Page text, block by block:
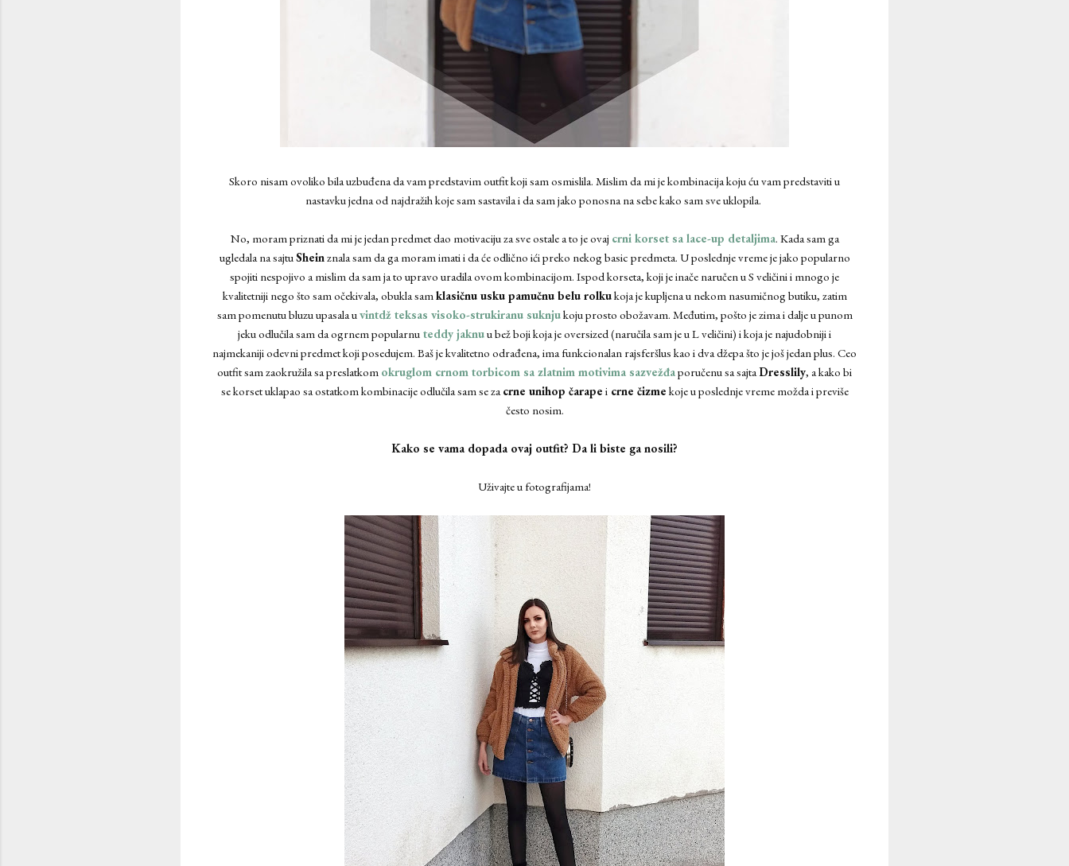
Skoro nisam ovoliko bila uzbuđena da vam predstavim outfit koji sam osmislila. Mislim da mi je kombinacija koju ću vam predstaviti u
nastavku jedna od najdražih koje sam sastavila i da sam jako ponosna na sebe kako sam sve uklopila.
No, moram priznati da mi je jedan predmet dao motivaciju za sve ostale a to je ovaj crni korset sa lace-up detaljima. Kada sam ga
ugledala na sajtu Shein znala sam da ga moram imati i da će odlično ići preko nekog basic predmeta. U poslednje vreme je jako popularno
spojiti nespojivo a mislim da sam ja to upravo uradila ovom kombinacijom. Ispod korseta, koji je inače naručen u S veličini i mnogo je
kvalitetniji nego što sam očekivala, obukla sam klasičnu usku pamučnu belu rolkukoja je kupljena u nekom nasumičnog butiku, zatim
sam pomenutu bluzu upasala u vintdž teksas visoko-strukiranu suknjukoju prosto obožavam. Međutim, pošto je zima i dalje u punom
jeku odlučila sam da ogrnem popularnu teddy jaknuu bež boji koja je oversized (naručila sam je u L veličini) i koja je najudobniji i
najmekaniji odevni predmet koji posedujem. Baš je kvalitetno odrađena, ima funkcionalan rajsferšlus kao i dva džepa što je još jedan plus. Ceo
outfit sam zaokružila sa preslatkom okruglom crnom torbicom sa zlatnim motivima sazvežđaporučenu sa sajta Dresslily, a kako bi
se korset uklapao sa ostatkom kombinacije odlučila sam se za crne unihop čarape i crne čizme koje u poslednje vreme možda i previše
često nosim.
Kako se vama dopada ovaj outfit? Da li biste ga nosili?
Uživajte u fotografijama!